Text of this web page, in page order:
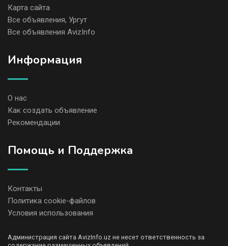
Карта сайта
Все объявления, Ургут
Все объявления AvizInfo
Информация
О нас
Как создать объявление
Рекомендации
Помощь и Поддержка
Контакты
Политика cookie-файлов
Условия использования
Администрация сайта AvizInfo.uz не несет ответственность за